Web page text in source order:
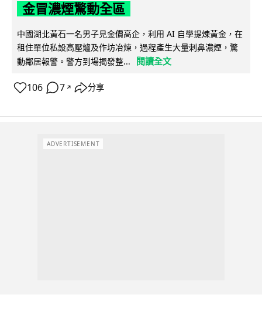
金冒濃煙驚動全區
中國湖北黃石一名男子見金價高企，利用 AI 自學提煉黃金，在
租住單位私設高壓爐及作坊冶煉，過程產生大量刺鼻濃煙，驚
動鄰居報警。警方到場揭發整...
閱讀全文
106 7 ↗ 分享
ADVERTISEMENT